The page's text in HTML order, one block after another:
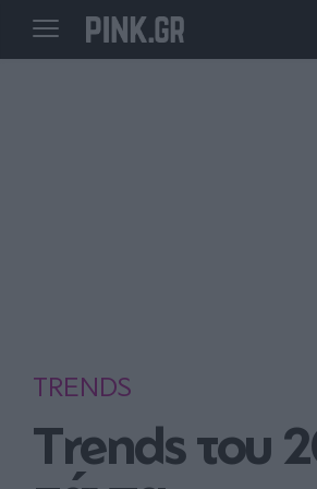
TRENDS
Trends του